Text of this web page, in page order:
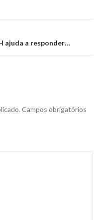
ajuda a responder…
Campos obrigatórios